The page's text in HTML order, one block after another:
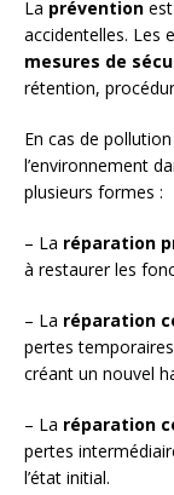
La prévention
accidentelles. Les
mesures de
rétention,
En cas de
l’environnement
plusieurs formes :
– La réparation
à restaurer les
– La réparation
pertes
créant un nouvel
– La réparation
pertes
l’état initial.